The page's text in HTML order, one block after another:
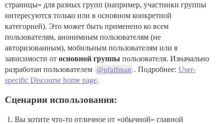
страницы» для разных групп (например, участники группы
интересуются только или в основном конкретной
категорией). Это может быть применено ко всем
пользователям, анонимным пользователям (не
авторизованным), мобильным пользователям или в
зависимости от основной группы пользователя. Изначально
разработан пользователем @pfaffman . Подробнее:User-
specific Discourse home page.
Сценарии использования:
Вы хотите что-то отличное от «обычной» главной